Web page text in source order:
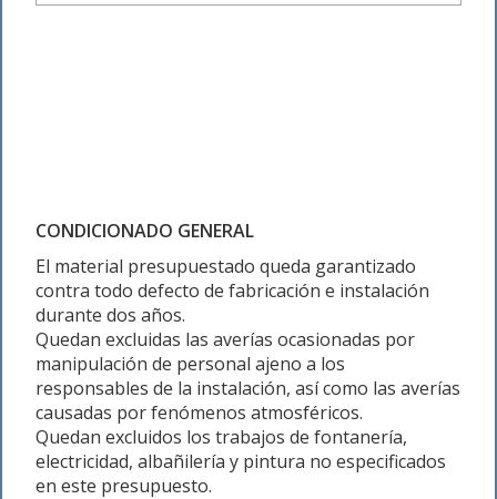
CONDICIONADO GENERAL
El material presupuestado queda garantizado
contra todo defecto de fabricación e instalación
durante dos años.
Quedan excluidas las averías ocasionadas por
manipulación de personal ajeno a los
responsables de la instalación, así como las averías
causadas por fenómenos atmosféricos.
Quedan excluidos los trabajos de fontanería,
electricidad, albañilería y pintura no especificados
en este presupuesto.